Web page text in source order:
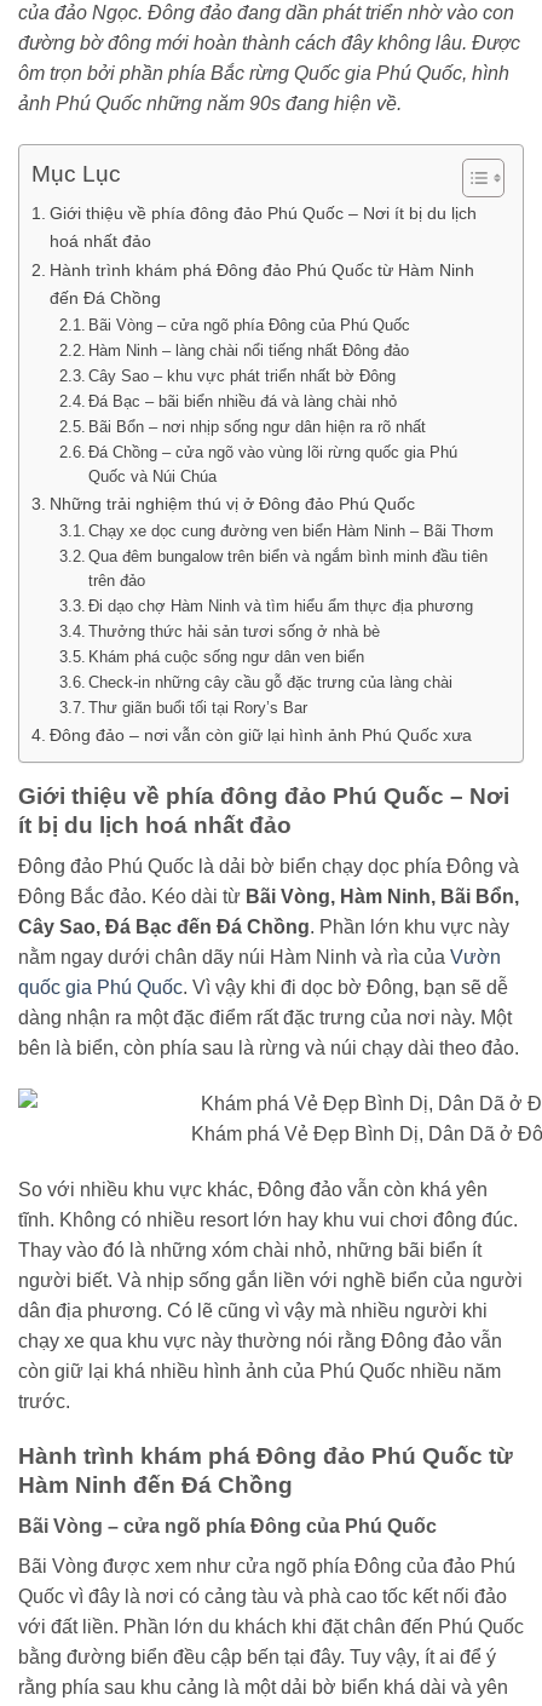
của đảo Ngọc. Đông đảo đang dần phát triển nhờ vào con
đường bờ đông mới hoàn thành cách đây không lâu. Được
ôm trọn bởi phần phía Bắc rừng Quốc gia Phú Quốc, hình
ảnh Phú Quốc những năm 90s đang hiện về.
Mục Lục
Giới thiệu về phía đông đảo Phú Quốc – Nơi ít bị du lịch
hoá nhất đảo
Hành trình khám phá Đông đảo Phú Quốc từ Hàm Ninh
đến Đá Chồng
Bãi Vòng – cửa ngõ phía Đông của Phú Quốc
Hàm Ninh – làng chài nổi tiếng nhất Đông đảo
Cây Sao – khu vực phát triển nhất bờ Đông
Đá Bạc – bãi biển nhiều đá và làng chài nhỏ
Bãi Bổn – nơi nhịp sống ngư dân hiện ra rõ nhất
Đá Chồng – cửa ngõ vào vùng lõi rừng quốc gia Phú
Quốc và Núi Chúa
Những trải nghiệm thú vị ở Đông đảo Phú Quốc
Chạy xe dọc cung đường ven biển Hàm Ninh – Bãi Thơm
Qua đêm bungalow trên biển và ngắm bình minh đầu tiên
trên đảo
Đi dạo chợ Hàm Ninh và tìm hiểu ẩm thực địa phương
Thưởng thức hải sản tươi sống ở nhà bè
Khám phá cuộc sống ngư dân ven biển
Check-in những cây cầu gỗ đặc trưng của làng chài
Thư giãn buổi tối tại Rory’s Bar
Đông đảo – nơi vẫn còn giữ lại hình ảnh Phú Quốc xưa
Giới thiệu về phía đông đảo Phú Quốc – Nơi
ít bị du lịch hoá nhất đảo
Đông đảo Phú Quốc là dải bờ biển chạy dọc phía Đông và
Đông Bắc đảo. Kéo dài từ Bãi Vòng, Hàm Ninh, Bãi Bổn,
Cây Sao, Đá Bạc đến Đá Chồng. Phần lớn khu vực này
nằm ngay dưới chân dãy núi Hàm Ninh và rìa của Vườn
quốc gia Phú Quốc. Vì vậy khi đi dọc bờ Đông, bạn sẽ dễ
dàng nhận ra một đặc điểm rất đặc trưng của nơi này. Một
bên là biển, còn phía sau là rừng và núi chạy dài theo đảo.
Khám phá Vẻ Đẹp Bình Dị, Dân Dã ở
So với nhiều khu vực khác, Đông đảo vẫn còn khá yên
tĩnh. Không có nhiều resort lớn hay khu vui chơi đông đúc.
Thay vào đó là những xóm chài nhỏ, những bãi biển ít
người biết. Và nhịp sống gắn liền với nghề biển của người
dân địa phương. Có lẽ cũng vì vậy mà nhiều người khi
chạy xe qua khu vực này thường nói rằng Đông đảo vẫn
còn giữ lại khá nhiều hình ảnh của Phú Quốc nhiều năm
trước.
Hành trình khám phá Đông đảo Phú Quốc từ
Hàm Ninh đến Đá Chồng
Bãi Vòng – cửa ngõ phía Đông của Phú Quốc
Bãi Vòng được xem như cửa ngõ phía Đông của đảo Phú
Quốc vì đây là nơi có cảng tàu và phà cao tốc kết nối đảo
với đất liền. Phần lớn du khách khi đặt chân đến Phú Quốc
bằng đường biển đều cập bến tại đây. Tuy vậy, ít ai để ý
rằng phía sau khu cảng là một dải bờ biển khá dài và yên